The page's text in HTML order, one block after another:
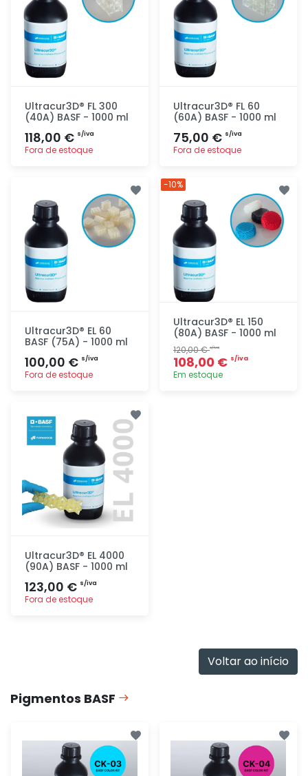
Ultracur3D® FL 300
(40A) BASF - 1000 ml
118,00 € s/iva
Fora de estoque
rapidamente
Ultracur3D® FL 60
(60A) BASF - 1000 ml
75,00 € s/iva
Fora de estoque
rapidamente
Ultracur3D® EL 60
BASF (75A) - 1000 ml
100,00 € s/iva
Fora de estoque
rapidamente
Ultracur3D® EL 150
(80A) BASF - 1000 ml
120,00 €s/iva
108,00 € s/iva
Em estoque
-10%
Ultracur3D® EL 4000
(90A) BASF - 1000 ml
123,00 € s/iva
Fora de estoque
Voltar ao início
Pigmentos BASF